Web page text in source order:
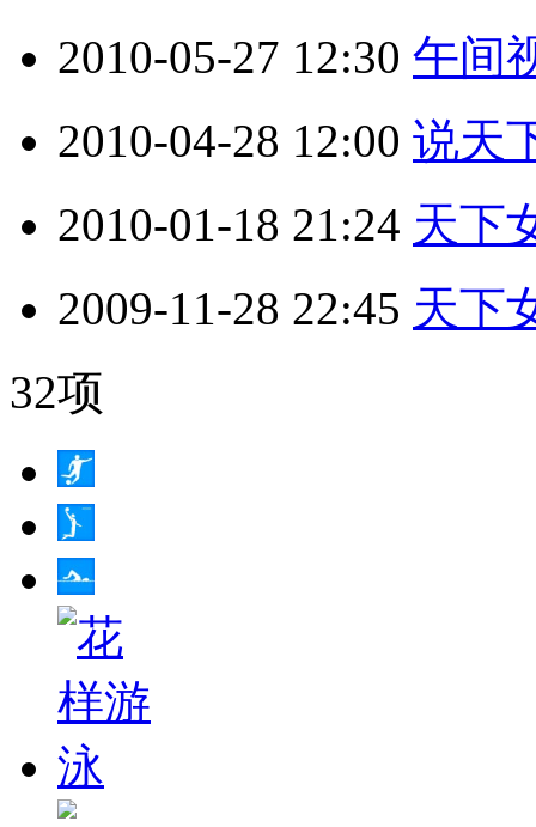
2010-05-27 12:30 午间
2010-04-28 12:00 说天
2010-01-18 21:24 天下
2009-11-28 22:45 天下
32项